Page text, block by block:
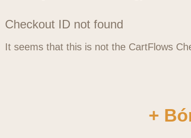
Checkout ID not found
It seems that this is not the CartFlows
+